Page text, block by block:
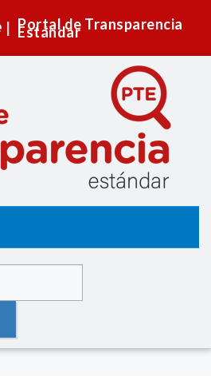
Portal de Transparencia
Estándar